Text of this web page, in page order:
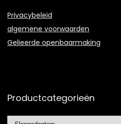
Privacybeleid
algemene voorwaarden
Gelieerde openbaarmaking
Productcategorieën